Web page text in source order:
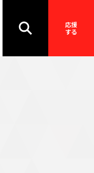
応援
する